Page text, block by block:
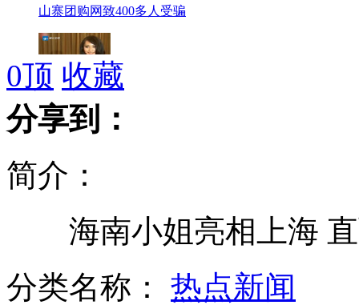
山寨团购网致400多人受骗
海南小姐冠军上海直面选美质疑
环保人士用垃圾造肥产蔬菜受欢迎
0顶 收藏
分享到：
简介：
海南小姐亮相上海 直
分类名称： 热点新闻